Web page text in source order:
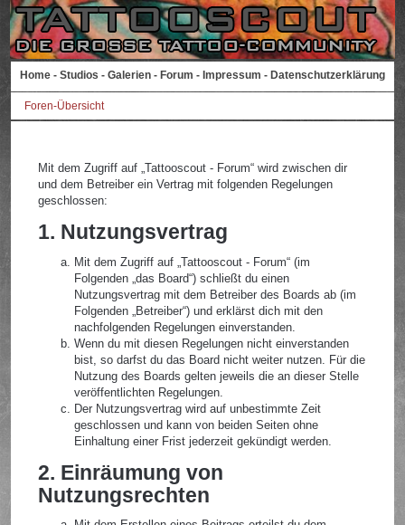
Home - Studios - Galerien - Forum - Impressum - Datenschutzerklärung
Foren-Übersicht
Mit dem Zugriff auf „Tattooscout - Forum“ wird zwischen dir
und dem Betreiber ein Vertrag mit folgenden Regelungen
geschlossen:
1. Nutzungsvertrag
Mit dem Zugriff auf „Tattooscout - Forum“ (im
Folgenden „das Board“) schließt du einen
Nutzungsvertrag mit dem Betreiber des Boards ab (im
Folgenden „Betreiber“) und erklärst dich mit den
nachfolgenden Regelungen einverstanden.
Wenn du mit diesen Regelungen nicht einverstanden
bist, so darfst du das Board nicht weiter nutzen. Für die
Nutzung des Boards gelten jeweils die an dieser Stelle
veröffentlichten Regelungen.
Der Nutzungsvertrag wird auf unbestimmte Zeit
geschlossen und kann von beiden Seiten ohne
Einhaltung einer Frist jederzeit gekündigt werden.
2. Einräumung von
Nutzungsrechten